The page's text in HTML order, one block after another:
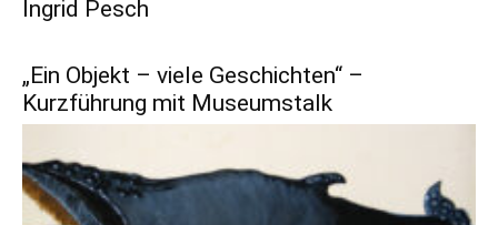
Ingrid Pesch
„Ein Objekt – viele Geschichten“ –
Kurzführung mit Museumstalk